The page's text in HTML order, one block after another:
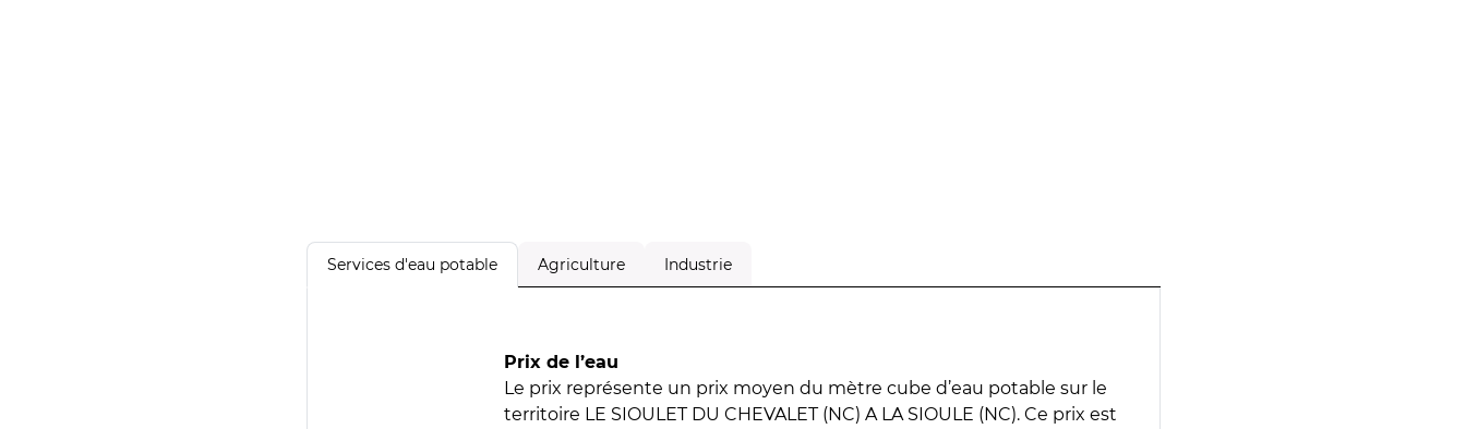
Services d'eau potable Agriculture Industrie
Prix de l’eau
Le prix représente un prix moyen du mètre cube d’eau potable sur le
territoire LE SIOULET DU CHEVALET (NC) A LA SIOULE (NC). Ce prix est